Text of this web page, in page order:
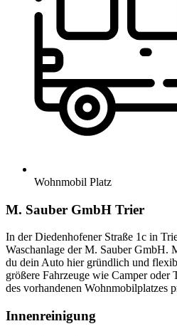
Wohnmobil Platz
M. Sauber GmbH Trier
In der Diedenhofener Straße 1c in
Waschanlage der M. Sauber GmbH.
du dein Auto hier gründlich und
größere Fahrzeuge wie Camper oder
des vorhandenen Wohnmobilplatzes
Innenreinigung